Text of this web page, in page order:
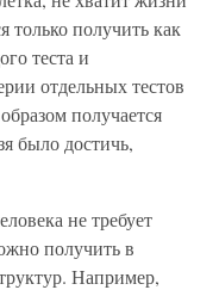
только получить как
теста и
отдельных тестов
получается
было достичь,
не требует
получить в
Например,